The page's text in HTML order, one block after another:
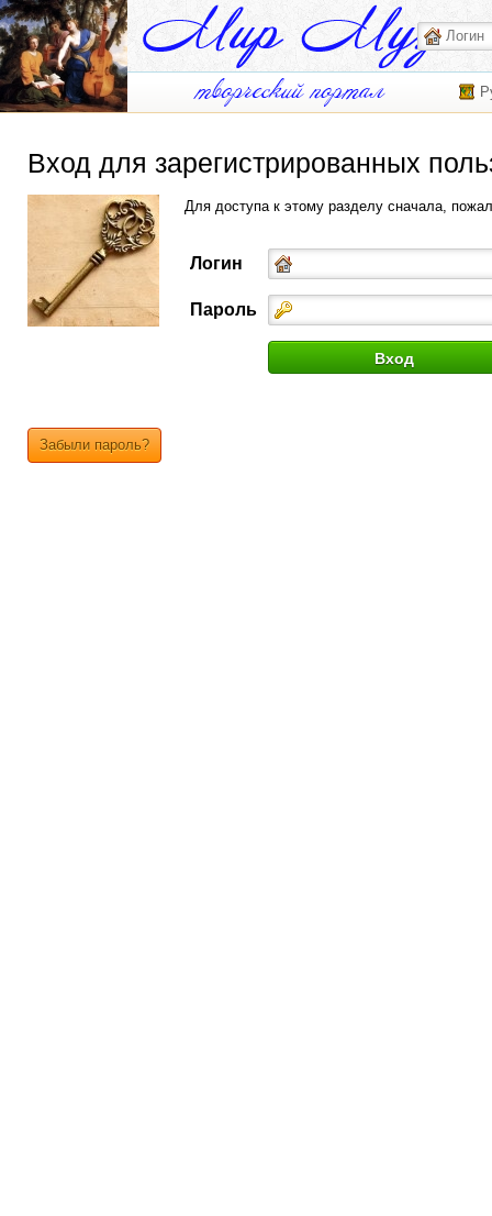
Вход для зарегистрированных
Для доступа к этому разделу сначала,
Логин
Пароль
Забыли пароль?